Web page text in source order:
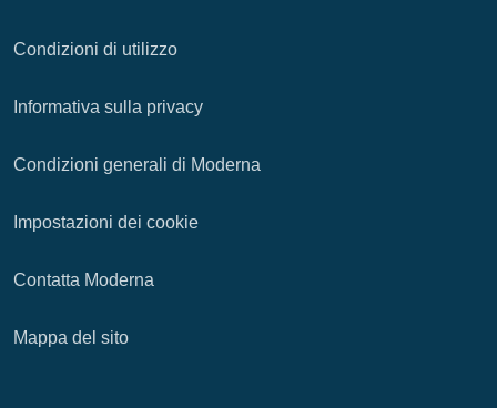
Condizioni di utilizzo
Informativa sulla privacy
Condizioni generali di Moderna
Impostazioni dei cookie
Contatta Moderna
Mappa del sito